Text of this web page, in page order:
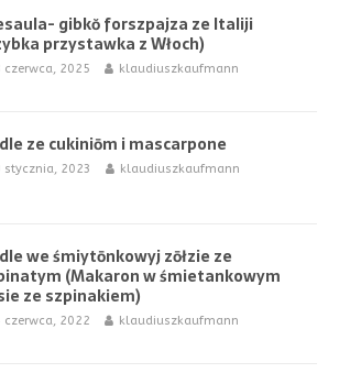
gibkŏ forszpajza ze Italiji
przystawka z Włoch)
czerwca, 2025 klaudiuszkaufmann
ze cukiniōm i mascarpone
stycznia, 2023 klaudiuszkaufmann
we śmiytōnkowyj zōłzie ze
(Makaron w śmietankowym
ze szpinakiem)
czerwca, 2022 klaudiuszkaufmann